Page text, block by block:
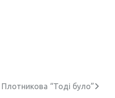
Плотникова “Тоді було”